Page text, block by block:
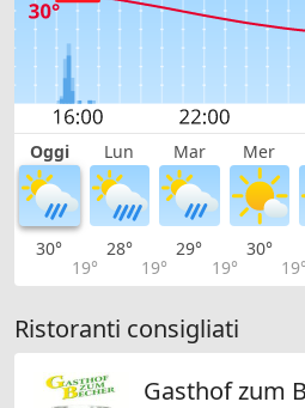
Oggi Lun Mar Mer
30°
19°
28°
19°
29°
19°
30°
19°
Ristoranti consigliati
Gasthof zum